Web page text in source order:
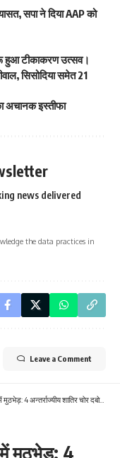
सपा ने दिया AAP को
हुआ टीकाकरण उत्सव।
सिसोदिया समेत 21
अचानक इस्तीफा
news delivered
the data practices in
Leave a Comment
दबोचे गए, एक बदमाश घायल दो चोरी के ट्रैक्टर, अवैध तमंचा व कारतूस बरामद
मुठभेड़: 4